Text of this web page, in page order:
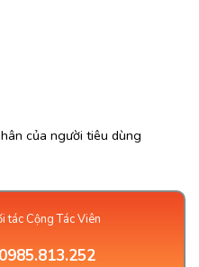
của người tiêu dùng
tác Cộng Tác Viên
0985.813.252